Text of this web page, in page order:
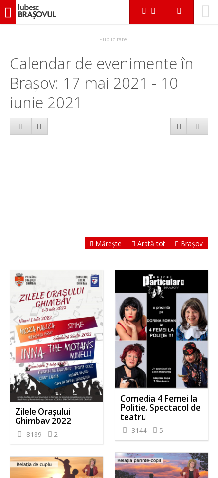
iubescbraşovul.ro
Publicitate
Calendar de evenimente în
Brașov: 17 mai 2021 - 10
iunie 2021
Mărește Arată tot Brașov
Zilele Orașului
Ghimbav 2022
8189 2
Comedia 4 Femei la
Politie. Spectacol de
teatru
3144 5